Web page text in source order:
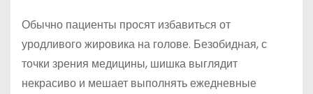
Обычно пациенты просят избавиться от
уродливого жировика на голове. Безобидная, с
точки зрения медицины, шишка выглядит
некрасиво и мешает выполнять ежедневные